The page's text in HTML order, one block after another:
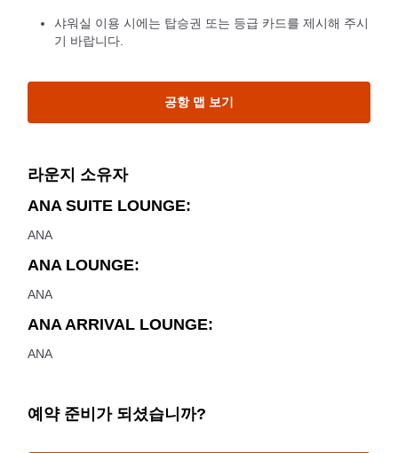
샤워실 이용 시에는 탑승권 또는 등급 카드를 제시해 주시
기 바랍니다.
공항 맵 보기
라운지 소유자
ANA SUITE LOUNGE:
ANA
ANA LOUNGE:
ANA
ANA ARRIVAL LOUNGE:
ANA
예약 준비가 되셨습니까?